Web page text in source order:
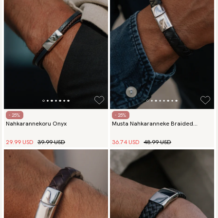
- 25%
Nahkarannekoru Onyx
29.99 USD 39.99 USD
- 25%
Musta Nahkaranneke Braided
36.74 USD 48.99 USD